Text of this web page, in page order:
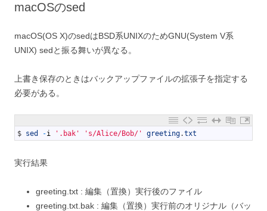
macOSのsed
macOS(OS X)のsedはBSD系UNIXのためGNU(System V系
UNIX) sedと振る舞いが異なる。
上書き保存のときはバックアップファイルの拡張子を指定する
必要がある。
$ sed -i '.bak' 's/Alice/Bob/' greeting.txt
実行結果
greeting.txt : 編集（置換）実行後のファイル
greeting.txt.bak : 編集（置換）実行前のオリジナル（バッ